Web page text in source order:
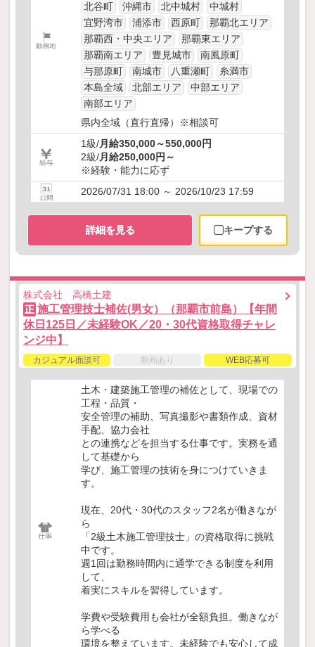
北谷町
沖縄市 北中城村
中城村
宜野湾市
浦添市 西原町
那覇北エリア
那覇西・中央エリア
那覇東エリア
那覇南エリア
豊見城市
南風原町
与那原町
南城市 八重瀬町
糸満市
本島全域
北部エリア
中部エリア
南部エリア
県内全域（直行直帰）※相談可
1級/月給350,000～550,000円
2級/月給250,000円～
※経験・能力に応ず
2026/07/31 18:00 ～ 2026/10/23 17:59
詳細を見る キープする
株式会社 高橋土建
正 施工管理技士補佐(男女）（那覇市前島）【年間
休日125日／未経験OK／20・30代資格取得チャレ
ンジ中】
カジュアル面談可 動画あり WEB応募可
土木・建築施工管理の補佐として、現場での
工程・品質・
安全管理の補助、写真撮影や書類作成、資材
手配、協力会社
との連携などを担当する仕事です。実務を通
して基礎から
学び、施工管理の技術を身につけていきま
す。
現在、20代・30代のスタッフ2名が働きなが
ら
「2級土木施工管理技士」の資格取得に挑戦
中です。
週1回は勤務時間内に通学できる制度を利用
して、
着実にスキルを習得しています。
学費や受験費用も会社が全額負担。働きなが
ら学べる
環境を整えています。未経験でも安心して成